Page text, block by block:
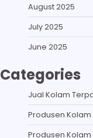
August 2025
July 2025
June 2025
Categories
Jual Kolam
Produsen Kolam
Produsen